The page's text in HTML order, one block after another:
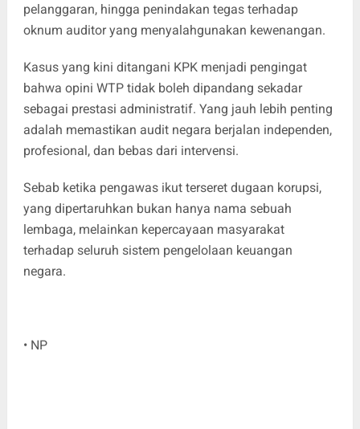
pelanggaran, hingga penindakan tegas terhadap
oknum auditor yang menyalahgunakan kewenangan.
Kasus yang kini ditangani KPK menjadi pengingat
bahwa opini WTP tidak boleh dipandang sekadar
sebagai prestasi administratif. Yang jauh lebih penting
adalah memastikan audit negara berjalan independen,
profesional, dan bebas dari intervensi.
Sebab ketika pengawas ikut terseret dugaan korupsi,
yang dipertaruhkan bukan hanya nama sebuah
lembaga, melainkan kepercayaan masyarakat
terhadap seluruh sistem pengelolaan keuangan
negara.
• NP